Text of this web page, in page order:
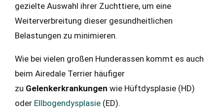
gezielte Auswahl ihrer Zuchttiere, um eine
Weiterverbreitung dieser gesundheitlichen
Belastungen zu minimieren.
Wie bei vielen großen Hunderassen kommt es auch
beim Airedale Terrier häufiger
zu Gelenkerkrankungen wie Hüftdysplasie (HD)
oder Ellbogendysplasie (ED).